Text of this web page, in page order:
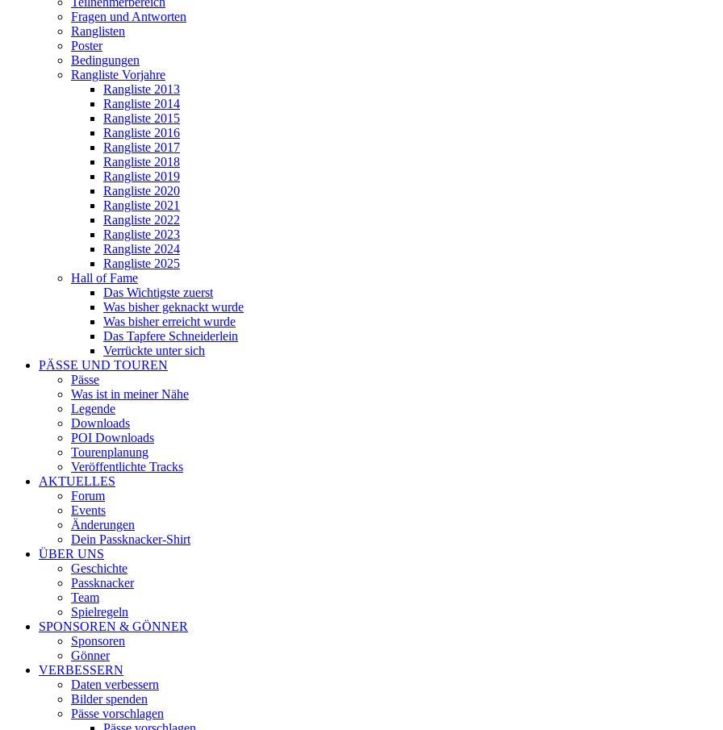
Fragen und Antworten
Ranglisten
Poster
Bedingungen
Rangliste Vorjahre
Rangliste 2013
Rangliste 2014
Rangliste 2015
Rangliste 2016
Rangliste 2017
Rangliste 2018
Rangliste 2019
Rangliste 2020
Rangliste 2021
Rangliste 2022
Rangliste 2023
Rangliste 2024
Rangliste 2025
Hall of Fame
Das Wichtigste zuerst
Was bisher geknackt wurde
Was bisher erreicht wurde
Das Tapfere Schneiderlein
Verrückte unter sich
PÄSSE UND TOUREN
Pässe
Was ist in meiner Nähe
Legende
Downloads
POI Downloads
Tourenplanung
Veröffentlichte Tracks
AKTUELLES
Forum
Events
Änderungen
Dein Passknacker-Shirt
ÜBER UNS
Geschichte
Passknacker
Team
Spielregeln
SPONSOREN & GÖNNER
Sponsoren
Gönner
VERBESSERN
Daten verbessern
Bilder spenden
Pässe vorschlagen